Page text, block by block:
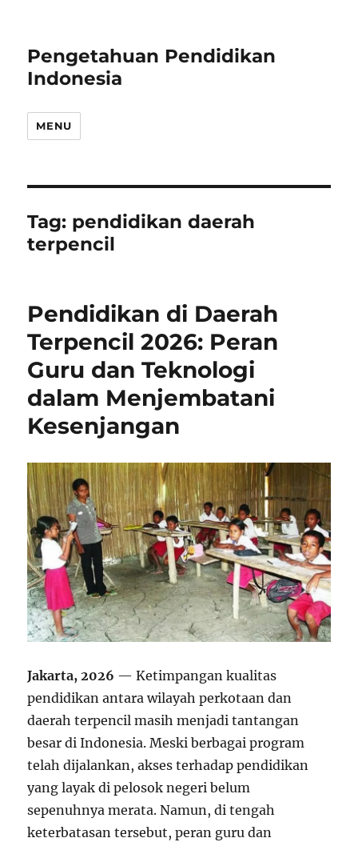
Pengetahuan Pendidikan
Indonesia
MENU
Tag: pendidikan daerah
terpencil
Pendidikan di Daerah
Terpencil 2026: Peran
Guru dan Teknologi
dalam Menjembatani
Kesenjangan
Jakarta, 2026 — Ketimpangan kualitas
pendidikan antara wilayah perkotaan dan
daerah terpencil masih menjadi tantangan
besar di Indonesia. Meski berbagai program
telah dijalankan, akses terhadap pendidikan
yang layak di pelosok negeri belum
sepenuhnya merata. Namun, di tengah
keterbatasan tersebut, peran guru dan